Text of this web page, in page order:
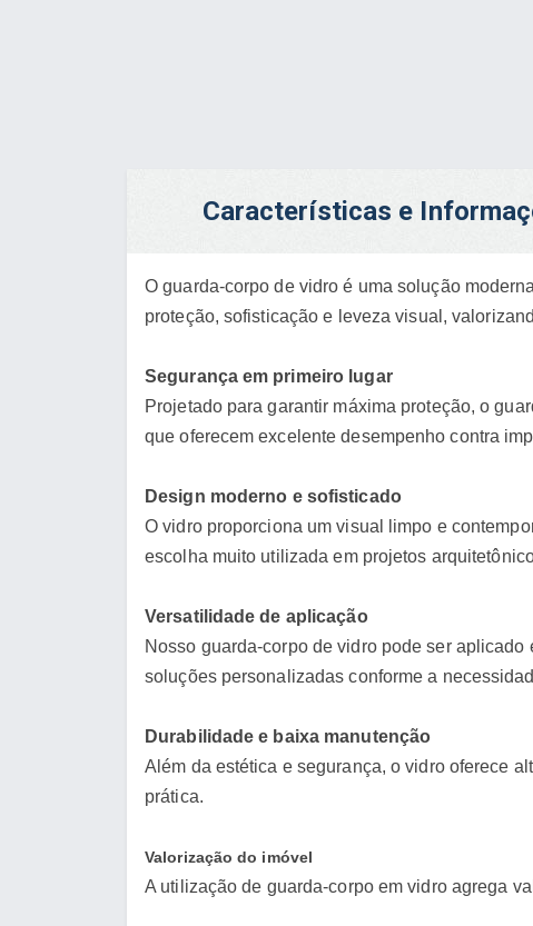
Características e
O guarda-corpo de vidro é uma solução
proteção, sofisticação e leveza visual,
Segurança em primeiro lugar
Projetado para garantir máxima proteção, o
que oferecem excelente desempenho contra
Design moderno e sofisticado
O vidro proporciona um visual limpo e
escolha muito utilizada em projetos
Versatilidade de aplicação
Nosso guarda-corpo de vidro pode ser
soluções personalizadas conforme a
Durabilidade e baixa manutenção
Além da estética e segurança, o vidro oferece
prática.
Valorização do imóvel
A utilização de guarda-corpo em vidro agrega